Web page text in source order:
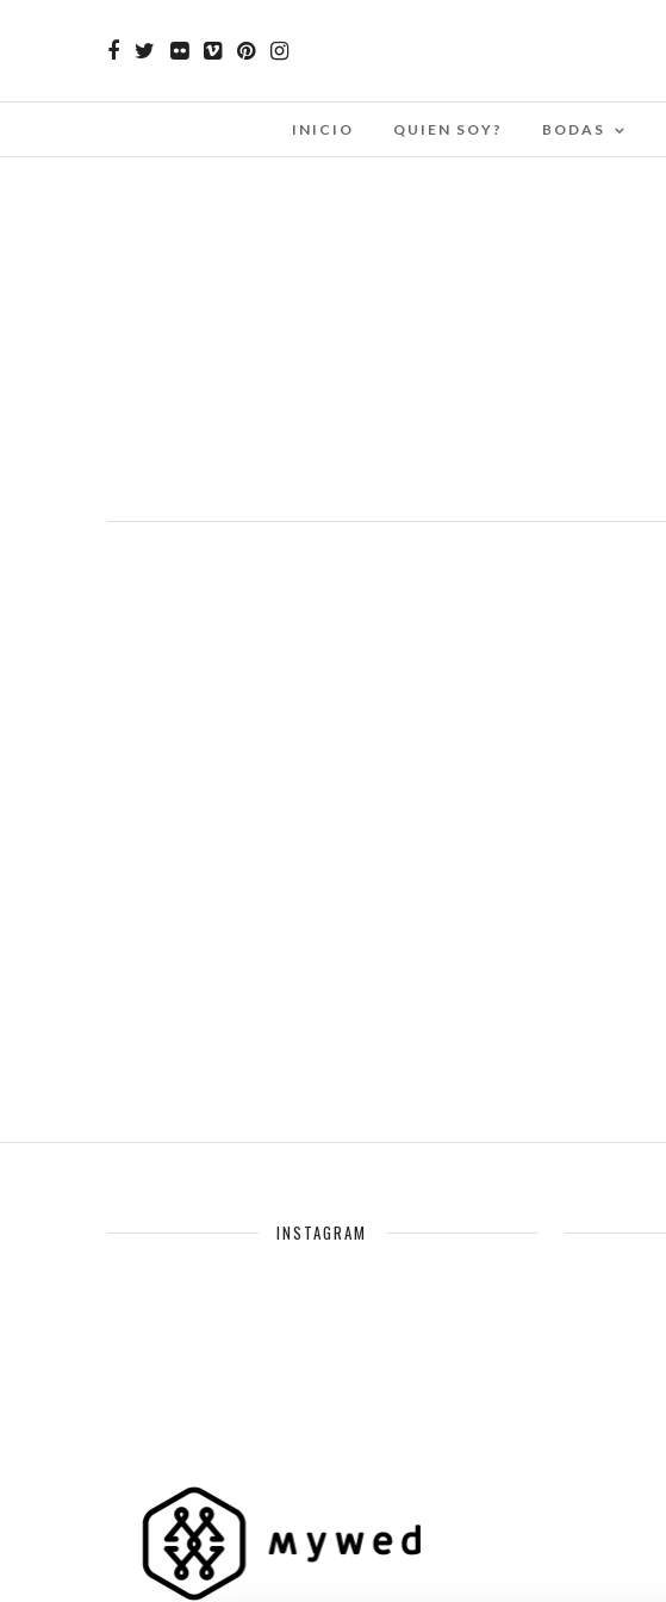
INICIO QUIEN SOY? BODAS
INSTAGRAM